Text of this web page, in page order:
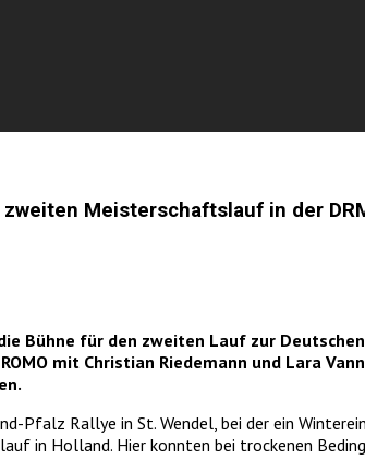
zweiten Meisterschaftslauf in der
Bühne für den zweiten Lauf zur
mit Christian Riedemann und Lara
Pfalz Rallye in St. Wendel, bei der ein
in Holland. Hier konnten bei trockenen